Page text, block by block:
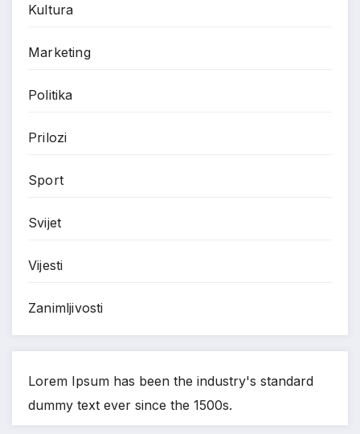
Kultura
Marketing
Politika
Prilozi
Sport
Svijet
Vijesti
Zanimljivosti
Lorem Ipsum has been the industry's standard
dummy text ever since the 1500s.